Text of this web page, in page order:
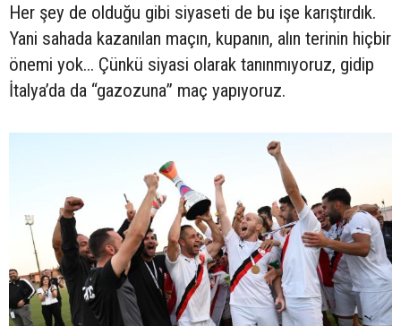
Her şey de olduğu gibi siyaseti de bu işe karıştırdık.
Yani sahada kazanılan maçın, kupanın, alın terinin hiçbir
önemi yok... Çünkü siyasi olarak tanınmıyoruz, gidip
İtalya’da da “gazozuna” maç yapıyoruz.